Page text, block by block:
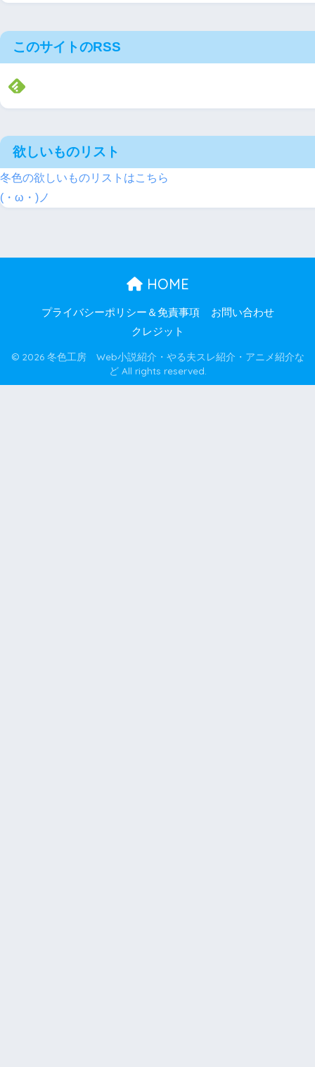
このサイトのRSS
欲しいものリスト
冬色の欲しいものリストはこちら
(・ω・)ノ
HOME
プライバシーポリシー＆免責事項
お問い合わせ
クレジット
© 2026 冬色工房 Web小説紹介・やる夫スレ紹介・アニメ紹介な
ど All rights reserved.